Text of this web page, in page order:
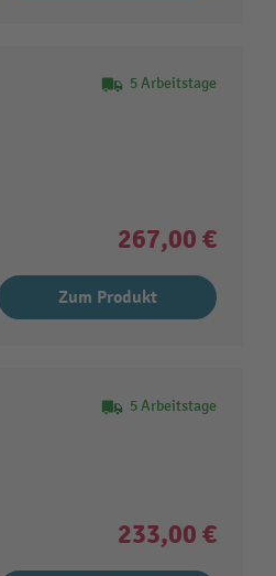
5 Arbeitstage
267,00 €
Zum Produkt
5 Arbeitstage
233,00 €